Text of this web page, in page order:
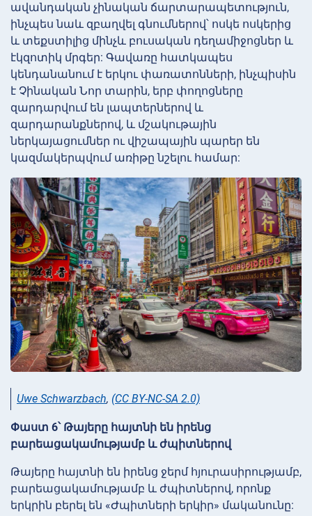
ավանդական չինական ճարտարապետություն,
ինչպես նաև զբաղվել գնումներով՝ ոսկե ոսկերից
և տեքստիլից մինչև բուսական դեղամիջոցներ և
էկզոտիկ մրգեր: Գավառը հատկապես
կենդանանում է երկու փառատոնների, ինչպիսին
է Չինական Նոր տարին, երբ փողոցները
զարդարվում են լապտերներով և
զարդարանքներով, և մշակութային
ներկայացումներ ու վիշապային պարեր են
կազմակերպվում առիթը նշելու համար:
Uwe Schwarzbach, (CC BY-NC-SA 2.0)
Փաստ 6՝ Թայերը հայտնի են իրենց
բարեացակամությամբ և ժպիտներով
Թայերը հայտնի են իրենց ջերմ հյուրասիրությամբ,
բարեացակամությամբ և ժպիտներով, որոնք
երկրին բերել են «Ժպիտների երկիր» մականունը: